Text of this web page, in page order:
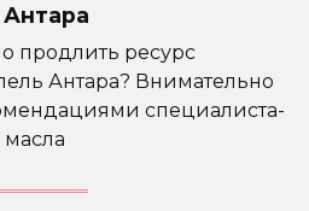
продлить ресурс
Антара? Внимательно
специалиста-